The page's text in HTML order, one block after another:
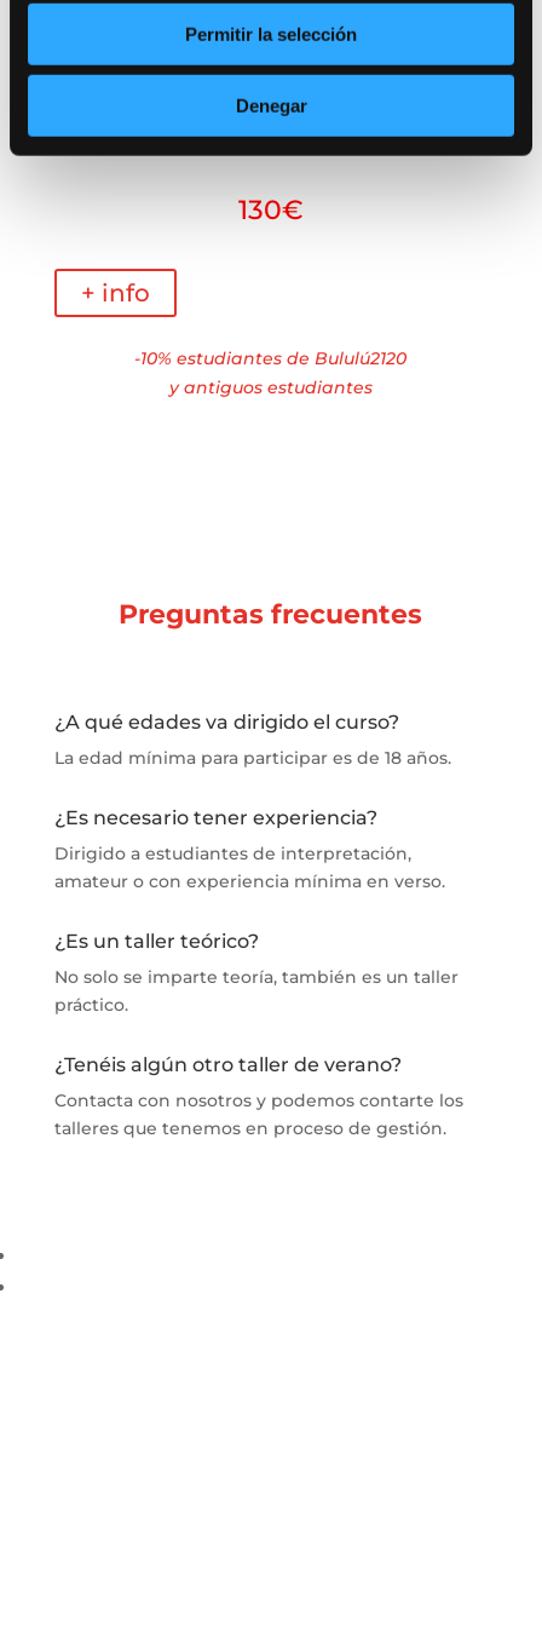
Permitir la selección
Denegar
Lunes 7 julio de 11:00h a 14:00h
y 16:00h a 20:00h.
Martes 8 julio 11:00h a 14:00h.
130€
+ info
-10% estudiantes de Bululú2120
y antiguos estudiantes
Preguntas frecuentes
¿A qué edades va dirigido el curso?
La edad mínima para participar es de 18 años.
¿Es necesario tener experiencia?
Dirigido a estudiantes de interpretación,
amateur o con experiencia mínima en verso.
¿Es un taller teórico?
No solo se imparte teoría, también es un taller
práctico.
¿Tenéis algún otro taller de verano?
Contacta con nosotros y podemos contarte los
talleres que tenemos en proceso de gestión.